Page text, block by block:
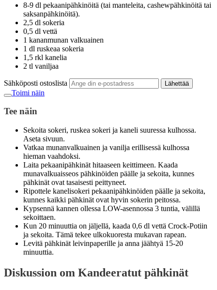
8-9 dl pekaanipähkinöitä (tai manteleita, cashewpähkinöitä tai
saksanpähkinöitä).
2,5 dl sokeria
0,5 dl vettä
1 kananmunan valkuainen
1 dl ruskeaa sokeria
1,5 rkl kanelia
2 tl vaniljaa
Sähköposti ostoslista Lähettää
Toimi näin
Tee näin
Sekoita sokeri, ruskea sokeri ja kaneli suuressa kulhossa.
Aseta sivuun.
Vatkaa munanvalkuainen ja vanilja erillisessä kulhossa
hieman vaahdoksi.
Laita pekaanipähkinät hitaaseen keittimeen. Kaada
munavalkuaisseos pähkinöiden päälle ja sekoita, kunnes
pähkinät ovat tasaisesti peittyneet.
Ripottele kanelisokeri pekaanipähkinöiden päälle ja sekoita,
kunnes kaikki pähkinät ovat hyvin sokerin peitossa.
Kypsennä kannen ollessa LOW-asennossa 3 tuntia, välillä
sekoittaen.
Kun 20 minuuttia on jäljellä, kaada 0,6 dl vettä Crock-Potiin
ja sekoita. Tämä tekee ulkokuoresta mukavan rapean.
Levitä pähkinät leivinpaperille ja anna jäähtyä 15-20
minuuttia.
Diskussion om Kandeeratut pähkinät